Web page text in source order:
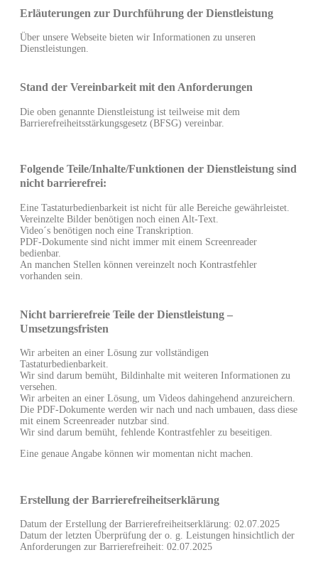
Erläuterungen zur Durchführung der Dienstleistung
Über unsere Webseite bieten wir Informationen zu unseren
Dienstleistungen.
Stand der Vereinbarkeit mit den Anforderungen
Die oben genannte Dienstleistung ist teilweise mit dem
Barrierefreiheitsstärkungsgesetz (BFSG) vereinbar.
Folgende Teile/Inhalte/Funktionen der Dienstleistung sind
nicht barrierefrei:
Eine Tastaturbedienbarkeit ist nicht für alle Bereiche gewährleistet.
Vereinzelte Bilder benötigen noch einen Alt-Text.
Video´s benötigen noch eine Transkription.
PDF-Dokumente sind nicht immer mit einem Screenreader
bedienbar.
An manchen Stellen können vereinzelt noch Kontrastfehler
vorhanden sein.
Nicht barrierefreie Teile der Dienstleistung –
Umsetzungsfristen
Wir arbeiten an einer Lösung zur vollständigen
Tastaturbedienbarkeit.
Wir sind darum bemüht, Bildinhalte mit weiteren Informationen zu
versehen.
Wir arbeiten an einer Lösung, um Videos dahingehend anzureichern.
Die PDF-Dokumente werden wir nach und nach umbauen, dass diese
mit einem Screenreader nutzbar sind.
Wir sind darum bemüht, fehlende Kontrastfehler zu beseitigen.
Eine genaue Angabe können wir momentan nicht machen.
Erstellung der Barrierefreiheitserklärung
Datum der Erstellung der Barrierefreiheitserklärung: 02.07.2025
Datum der letzten Überprüfung der o. g. Leistungen hinsichtlich der
Anforderungen zur Barrierefreiheit: 02.07.2025